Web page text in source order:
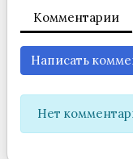
Комментарии
Написать
Нет